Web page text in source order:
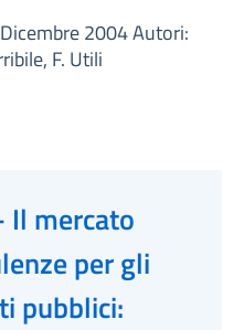
2004 Autori:
F. Utili
Il mercato
per gli
pubblici: